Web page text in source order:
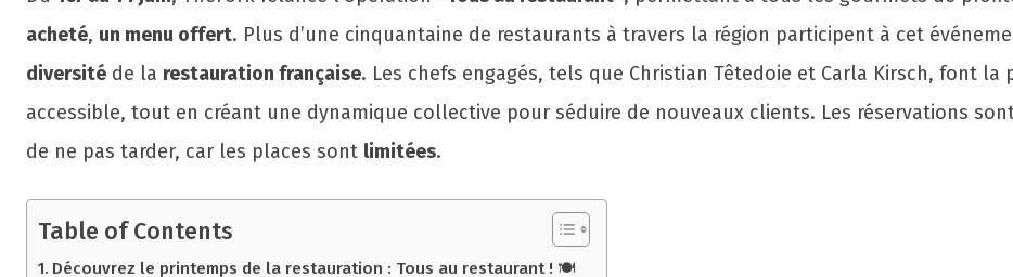
acheté, un menu offert. Plus d’une cinquantaine de restaurants à travers la région participent à cet
diversité de la restauration française. Les chefs engagés, tels que Christian Têtedoie et Carla Kirsch, font
accessible, tout en créant une dynamique collective pour séduire de nouveaux clients. Les réservations
de ne pas tarder, car les places sont limitées.
Table of Contents
Découvrez le printemps de la restauration : Tous au restaurant ! 🍽️